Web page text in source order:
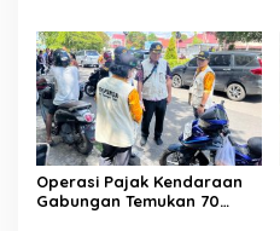
Operasi Pajak Kendaraan
Gabungan Temukan 70